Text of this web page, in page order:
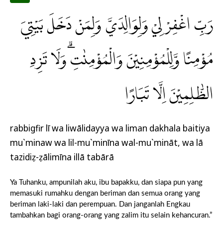
رَبِّ اغْفِرْ لِيْ وَلِوَالِدَيَّ وَلِمَنْ دَخَلَ بَيْتِيَ
مُؤْمِنًا وَّلِلْمُؤْمِنِيْنَ وَالْمُؤْمِنٰتِۗ وَلَا تَزِدِ
الظّٰلِمِيْنَ اِلَّا تَبَارًا
rabbigfir lī wa liwālidayya wa liman dakhala baitiya
mu`minaw wa lil-mu`minīna wal-mu`mināt, wa lā
tazidiẓ-ẓālimīna illā tabārā
Ya Tuhanku, ampunilah aku, ibu bapakku, dan siapa pun yang
memasuki rumahku dengan beriman dan semua orang yang
beriman laki-laki dan perempuan. Dan janganlah Engkau
tambahkan bagi orang-orang yang zalim itu selain kehancuran.”